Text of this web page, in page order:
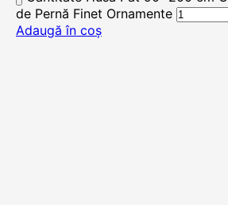
de Pernă Finet Ornamente
Adaugă în coș